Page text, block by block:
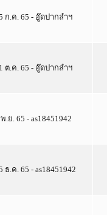
ก.ค. 65 - อู๊ดปากลำฯ
ต.ค. 65 - อู๊ดปากลำฯ
.ย. 65 - as18451942
ธ.ค. 65 - as18451942